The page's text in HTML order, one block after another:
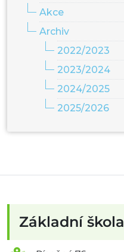
Akce
Archiv
2022/2023
2023/2024
2024/2025
2025/2026
Základní škola